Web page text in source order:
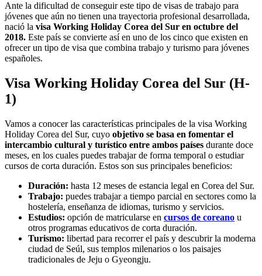
Ante la dificultad de conseguir este tipo de visas de trabajo para
jóvenes que aún no tienen una trayectoria profesional desarrollada,
nació la visa Working Holiday Corea del Sur en octubre del
2018. Este país se convierte así en uno de los cinco que existen en
ofrecer un tipo de visa que combina trabajo y turismo para jóvenes
españoles.
Visa Working Holiday Corea del Sur (H-
1)
Vamos a conocer las características principales de la visa Working
Holiday Corea del Sur, cuyo objetivo se basa en fomentar el
intercambio cultural y turístico entre ambos países durante doce
meses, en los cuales puedes trabajar de forma temporal o estudiar
cursos de corta duración. Estos son sus principales beneficios:
Duración: hasta 12 meses de estancia legal en Corea del Sur.
Trabajo: puedes trabajar a tiempo parcial en sectores como la
hostelería, enseñanza de idiomas, turismo y servicios.
Estudios: opción de matricularse en cursos de coreano u
otros programas educativos de corta duración.
Turismo: libertad para recorrer el país y descubrir la moderna
ciudad de Seúl, sus templos milenarios o los paisajes
tradicionales de Jeju o Gyeongju.